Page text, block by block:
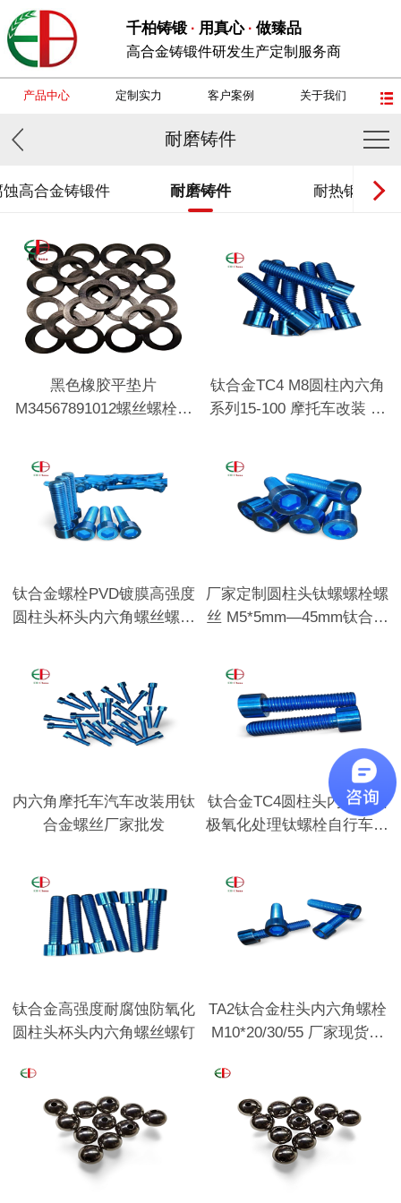
千柏铸锻· 用真心· 做臻品
高合金铸锻件研发生产定制服务商
产品中心 定制实力 客户案例 关于我们
耐磨铸件
蚀高合金铸锻件 耐磨铸件 耐热钢铸锻
黑色橡胶平垫片
M34567891012螺丝螺栓用
钛合金TC4 M8圆柱內六角
系列15-100 摩托车改装 支
钛合金螺栓PVD镀膜高强度
圆柱头杯头内六角螺丝螺钉
厂家定制圆柱头钛螺螺栓螺
丝 M5*5mm—45mm钛合金
内六角摩托车汽车改装用钛
合金螺丝厂家批发
钛合金TC4圆柱头内六角阳
极氧化处理钛螺栓自行车汽
钛合金高强度耐腐蚀防氧化
圆柱头杯头内六角螺丝螺钉
TA2钛合金柱头内六角螺栓
M10*20/30/55 厂家现货批